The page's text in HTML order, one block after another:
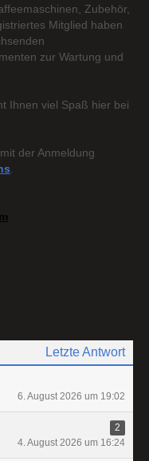
Zubehör,
Mitglied haben
zur Wartung und
Ihnen viel Spaß hier bei
der Anmeldung
Letzte Antwort
6. August 2026 um 19:02
2
4. August 2026 um 16:24